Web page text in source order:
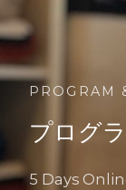
PROGRAM
プログ
5 Days